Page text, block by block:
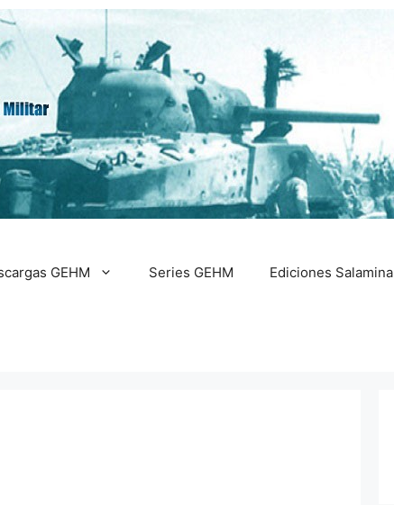
GEHM Series GEHM Ediciones Salamina